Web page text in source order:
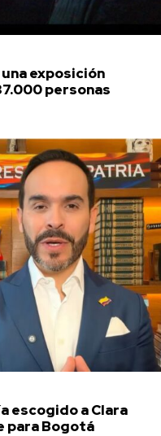
exposición
personas
escogido a Clara
para Bogotá